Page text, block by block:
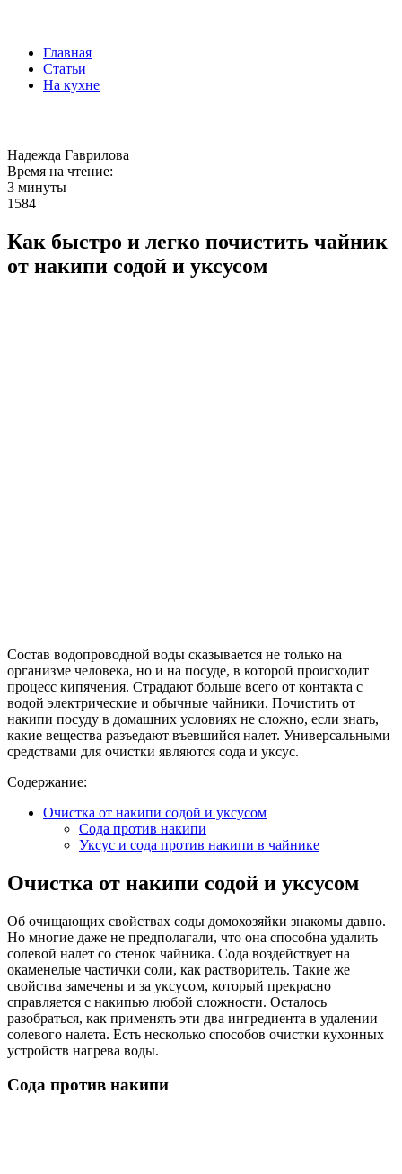
Главная
Статьи
На кухне
Надежда Гаврилова
Время на чтение:
3 минуты
1584
Как быстро и легко почистить чайник
от накипи содой и уксусом
Состав водопроводной воды сказывается не только на
организме человека, но и на посуде, в которой происходит
процесс кипячения. Страдают больше всего от контакта с
водой электрические и обычные чайники. Почистить от
накипи посуду в домашних условиях не сложно, если знать,
какие вещества разъедают въевшийся налет. Универсальными
средствами для очистки являются сода и уксус.
Содержание:
Очистка от накипи содой и уксусом
Сода против накипи
Уксус и сода против накипи в чайнике
Очистка от накипи содой и уксусом
Об очищающих свойствах соды домохозяйки знакомы давно.
Но многие даже не предполагали, что она способна удалить
солевой налет со стенок чайника. Сода воздействует на
окаменелые частички соли, как растворитель. Такие же
свойства замечены и за уксусом, который прекрасно
справляется с накипью любой сложности. Осталось
разобраться, как применять эти два ингредиента в удалении
солевого налета. Есть несколько способов очистки кухонных
устройств нагрева воды.
Сода против накипи